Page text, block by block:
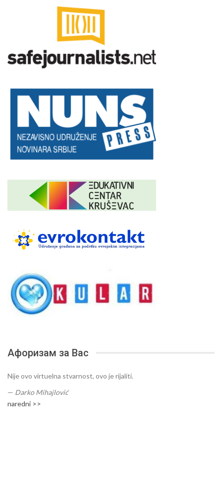
Афоризам за Вас
Nije ovo virtuelna stvarnost, ovo je rijaliti.
— Darko Mihajlović
naredni >>